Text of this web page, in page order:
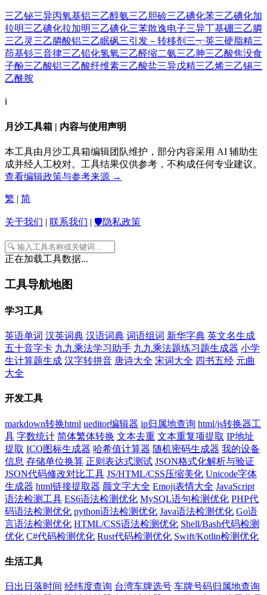
三乙铋三异丙氧基铝三乙醇氨三乙胆硷三乙碘化苯三乙碘化加
拉明三乙碘化拉加明三乙碘化三苯散逸电子三异丁基硼三乙膦
三乙灵 三乙膦酸铝三乙眠砜三引发－转移剂 三┭英三硬脂精三
茚基钐三音律三乙铅化氢氧三乙醛缩二氨三乙胂三乙酸焦没食
子酚三乙酸铝三乙酸纤维素三乙酸盐三异戊精三乙烯三乙锡三
乙酰胺
ℹ️
月沙工具箱 | 内容与使用声明
本工具由月沙工具箱编辑团队维护，部分内容采用 AI 辅助生
成并经人工校对。工具结果仅供参考，不构成任何专业建议。
查看编辑政策与参考来源 →
繁 | 简
关于我们 | 联系我们 | 🛡️隐私政策
正在加载工具数据...
工具导航地图
学习工具
英语单词 汉英词典 汉语词典 词语组词 新华字典 英文名生成
五十音字卡 九九乘法学习助手 九九乘法题练习题生成器 小学
生计算题生成 汉字转拼音 唐诗大全 宋词大全 四书五经 元曲
大全
开发工具
markdown转换html ueditor编辑器 ip归属地查询 html/js转换器工
具 字数统计 简体繁体转换 文本去重 文本重复项提取 IP地址
提取 ICO图标生成器 哈希值计算器 随机密码生成器 我的设备
信息 存储单位换算 正则表达式测试 JSON格式化解析与验证
JSON代码修改对比工具 JS/HTML/CSS压缩美化 Unicode字体
生成器 html链接提取器 颜文字大全 Emoji表情大全 JavaScript
语法检测工具 ES6语法检测优化 MySQL语句检测优化 PHP代
码语法检测优化 python语法检测优化 Java语法检测优化 Go语
言语法检测优化 HTML/CSS语法检测优化 Shell/Bash代码检测
优化 C#代码检测优化 Rust代码检测优化 Swift/Kotlin检测优化
生活工具
日出日落时间 经纬度查询 台湾车牌选号 车牌号码归属地查询